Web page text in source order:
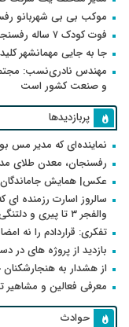
موکب بی بی شهربانو
فوت کودک ۷ ساله رفسنجانی در سانحه رانندگی
جا به جایی مهمانشهر
مهندس نادری‌نسب:
و صنعت کشور است
پربازدیدها
نماینده‌ای که مدیر مس
رفسنجان، معدن طلای
عکس| همایش جاماندگان
سالروز اسارت رزمنده
والفجر ۳ تا پیری و دلتنگی برای رفقای شهید
تفکری: قراردادم را نه
بازدید از پروژه های
از هشدار به
معرفی فعالین و مشاهیر
حوادث